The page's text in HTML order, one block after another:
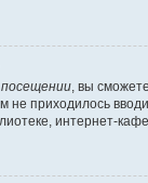
, вы
не приходилось
интернет-